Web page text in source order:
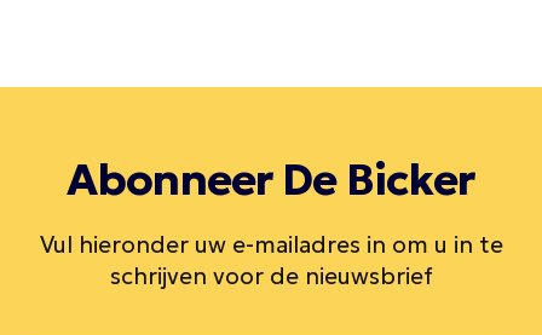
Abonneer De Bicker
Vul hieronder uw e-mailadres in om u in te
schrijven voor de nieuwsbrief